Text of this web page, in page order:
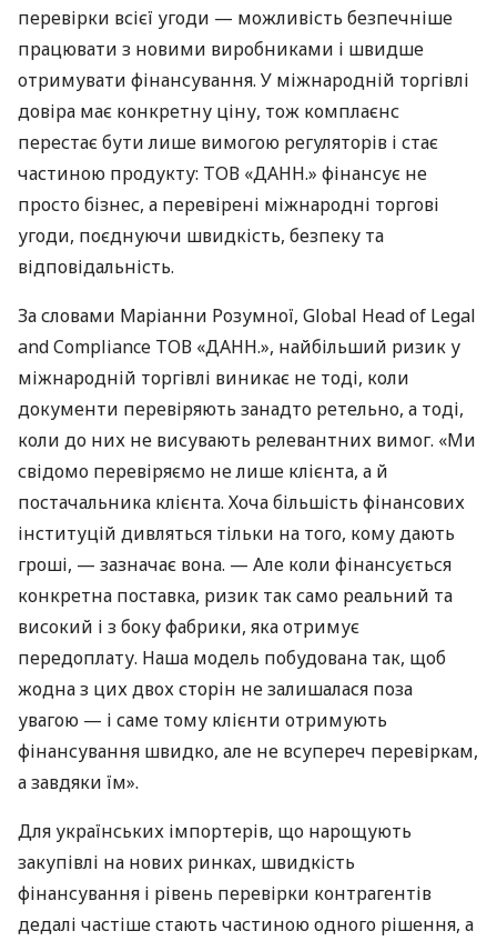
перевірки всієї угоди — можливість безпечніше
працювати з новими виробниками і швидше
отримувати фінансування. У міжнародній торгівлі
довіра має конкретну ціну, тож комплаєнс
перестає бути лише вимогою регуляторів і стає
частиною продукту: ТОВ «ДАНН.» фінансує не
просто бізнес, а перевірені міжнародні торгові
угоди, поєднуючи швидкість, безпеку та
відповідальність.
За словами Маріанни Розумної, Global Head of Legal
and Compliance ТОВ «ДАНН.», найбільший ризик у
міжнародній торгівлі виникає не тоді, коли
документи перевіряють занадто ретельно, а тоді,
коли до них не висувають релевантних вимог. «Ми
свідомо перевіряємо не лише клієнта, а й
постачальника клієнта. Хоча більшість фінансових
інституцій дивляться тільки на того, кому дають
гроші, — зазначає вона. — Але коли фінансується
конкретна поставка, ризик так само реальний та
високий і з боку фабрики, яка отримує
передоплату. Наша модель побудована так, щоб
жодна з цих двох сторін не залишалася поза
увагою — і саме тому клієнти отримують
фінансування швидко, але не всупереч перевіркам,
а завдяки їм».
Для українських імпортерів, що нарощують
закупівлі на нових ринках, швидкість
фінансування і рівень перевірки контрагентів
дедалі частіше стають частиною одного рішення, а